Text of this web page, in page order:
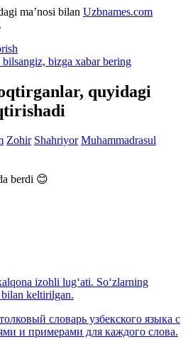
ma’nosi bilan Uzbnames.com
bizga xabar bering
quyidagi
Zohir Shahriyor Muhammadrasul
berdi 😊
izohli lug‘ati. So‘zlarning
keltirilgan.
словарь узбекского языка с
и примерами для каждого слова.